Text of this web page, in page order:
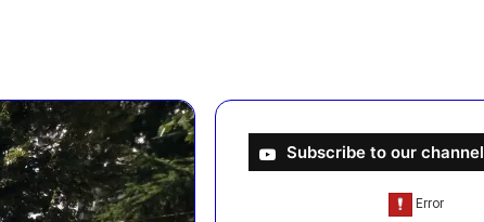
Subscribe to our channel